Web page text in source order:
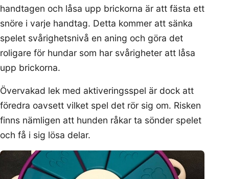
handtagen och låsa upp brickorna är att fästa ett
snöre i varje handtag. Detta kommer att sänka
spelet svårighetsnivå en aning och göra det
roligare för hundar som har svårigheter att låsa
upp brickorna.
Övervakad lek med aktiveringsspel är dock att
föredra oavsett vilket spel det rör sig om. Risken
finns nämligen att hunden råkar ta sönder spelet
och få i sig lösa delar.